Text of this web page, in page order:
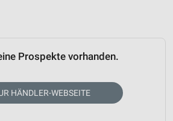
Prospekte vorhanden.
HÄNDLER-WEBSEITE